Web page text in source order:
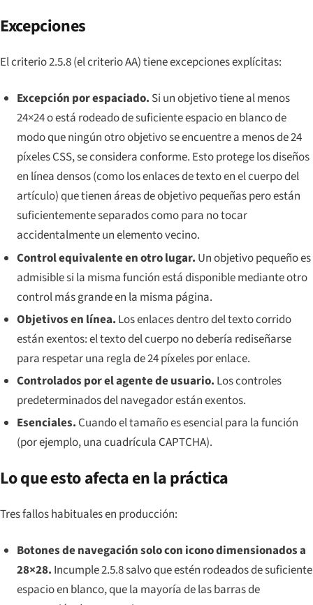
Excepciones
El criterio 2.5.8 (el criterio AA) tiene excepciones explícitas:
Excepción por espaciado. Si un objetivo tiene al menos
24×24oestá rodeado de suficiente espacio en blanco de
modo que ningún otro objetivo se encuentre a menos de 24
píxeles CSS, se considera conforme. Esto protege los diseños
en línea densos (como los enlaces de texto en el cuerpo del
artículo) que tienen áreas de objetivo pequeñas pero están
suficientemente separados como para no tocar
accidentalmente un elemento vecino.
Control equivalente en otro lugar. Un objetivo pequeño es
admisible si la misma función está disponible mediante otro
control más grande en la misma página.
Objetivos en línea. Los enlaces dentro del texto corrido
están exentos: el texto del cuerpo no debería rediseñarse
para respetar una regla de 24 píxeles por enlace.
Controlados por el agente de usuario. Los controles
predeterminados del navegador están exentos.
Esenciales. Cuando el tamaño es esencial para la función
(por ejemplo, una cuadrícula CAPTCHA).
Lo que esto afecta en la práctica
Tres fallos habituales en producción:
Botones de navegación solo con icono dimensionados a
28×28. Incumple 2.5.8 salvo que estén rodeados de suficiente
espacio en blanco, que la mayoría de las barras de